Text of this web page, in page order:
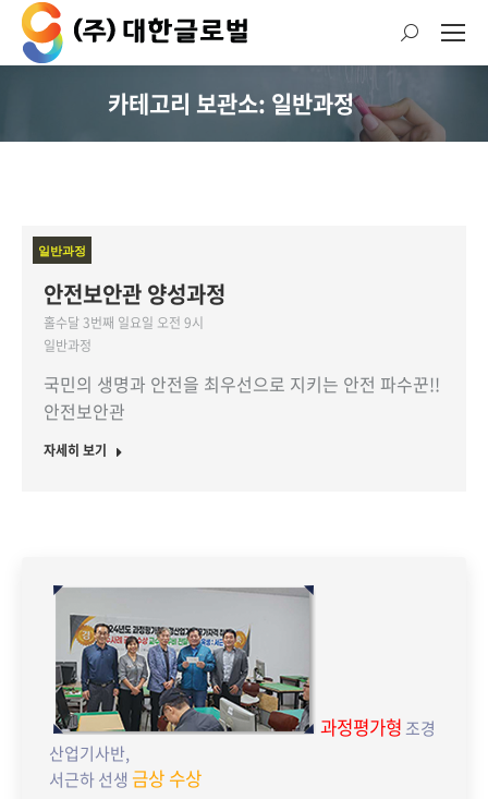
검
색:
현재 위치:
카테고리 보관소: 일반과정
일반과정
안전보안관 양성과정
홀수달 3번째 일요일 오전 9시
일반과정
국민의 생명과 안전을 최우선으로 지키는 안전 파수꾼!!
안전보안관
자세히 보기
과정평가형조경
산업기사반,
서근하 선생 금상 수상